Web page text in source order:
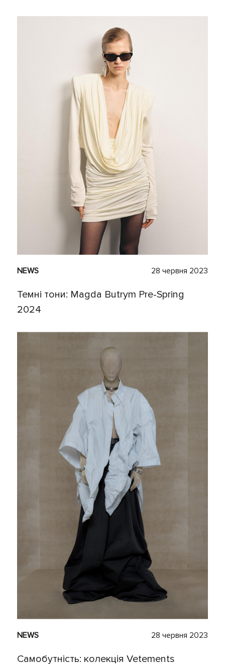
NEWS 28 червня 2023
Темні тони: Magda Butrym Pre-Spring
2024
NEWS 28 червня 2023
Самобутність: колекція Vetements